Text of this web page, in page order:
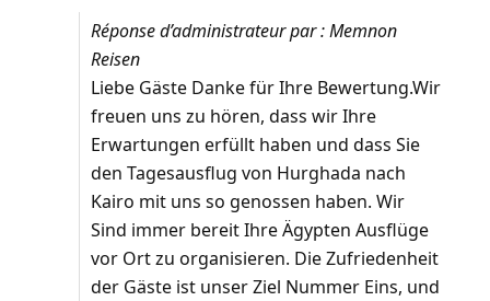
Réponse d’administrateur par : Memnon
Reisen
Liebe Gäste Danke für Ihre Bewertung.Wir
freuen uns zu hören, dass wir Ihre
Erwartungen erfüllt haben und dass Sie
den Tagesausflug von Hurghada nach
Kairo mit uns so genossen haben. Wir
Sind immer bereit Ihre Ägypten Ausflüge
vor Ort zu organisieren. Die Zufriedenheit
der Gäste ist unser Ziel Nummer Eins, und